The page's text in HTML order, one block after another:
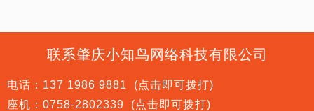
联系肇庆小知鸟网络科技有限公司
电话： 137 1986 9881 (点击即可拨打)
座机： 0758-2802339 (点击即可拨打)